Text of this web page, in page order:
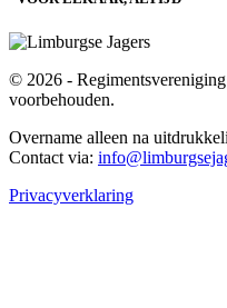
© 2026 -
voorbehouden.
Overname alleen na
Contact via:
Privacyverklaring